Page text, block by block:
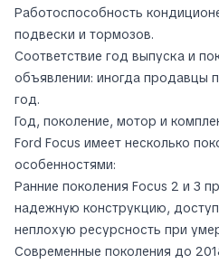
Работоспособность
подвески и тормозов.
Соответствие год выпуска и
объявлении: иногда продавцы
год.
Год, поколение, мотор и
Ford Focus имеет несколько
особенностями:
Ранние поколения Focus 2 и 3
надежную конструкцию,
неплохую ресурсность при
Современные поколения до